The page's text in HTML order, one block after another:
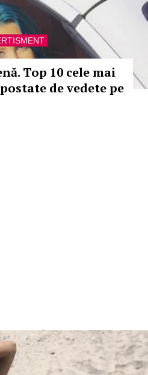
Top 10 cele mai
de vedete pe